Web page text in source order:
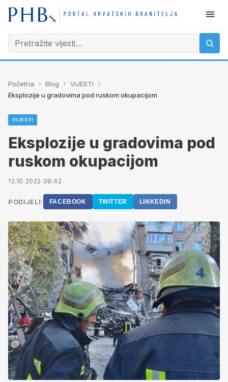
Početna › Blog › VIJESTI ›
Eksplozije u gradovima pod ruskom okupacijom
VIJESTI
Eksplozije u gradovima pod
ruskom okupacijom
12.10.2022 09:42
PODIJELI: FACEBOOK TWITTER LINKEDIN